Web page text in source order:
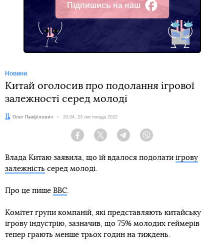
Підпишись на наш
Facebook
Новини
Китай оголосив про подолання ігрової
залежності серед молоді
Автор:
Олег Панфілович Дата:
20:04, 23 листопада 2022
Facebook Twitter Telegram
Влада Китаю заявила, що їй вдалося подолати ігрову
залежність серед молоді.
Про це пише BBC.
Комітет групи компаній, які представляють китайську
ігрову індустрію, зазначив, що 75% молодих геймерів
тепер грають менше трьох годин на тиждень.